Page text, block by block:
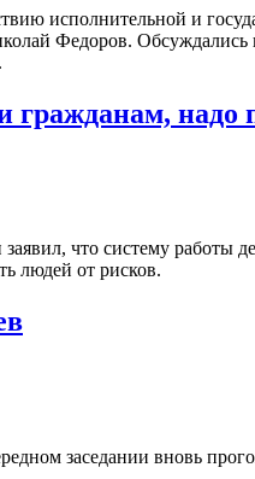
исполнительной и
Федоров. Обсуждались
надо
что систему работы
людей от рисков.
заседании вновь